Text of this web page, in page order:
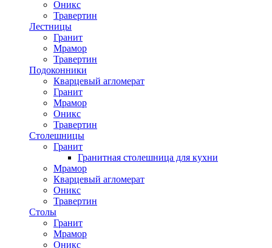
Оникс
Травертин
Лестницы
Гранит
Мрамор
Травертин
Подоконники
Кварцевый агломерат
Гранит
Мрамор
Оникс
Травертин
Столешницы
Гранит
Гранитная столешница для кухни
Мрамор
Кварцевый агломерат
Оникс
Травертин
Столы
Гранит
Мрамор
Оникс